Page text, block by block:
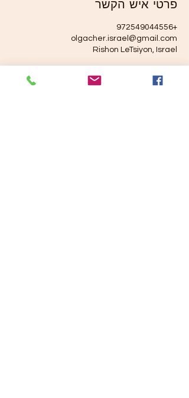
פרטי איש הקשר
+972549044556
olgacher.israel@gmail.com
Rishon LeTsiyon, Israel